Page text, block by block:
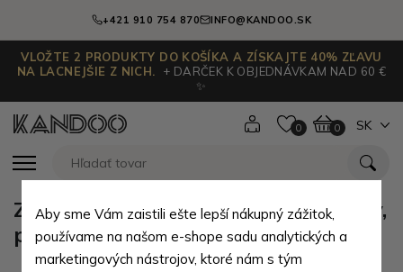
+421 910 754 870 INFO@KANDOO.SK
VLOŽTE 2 PRODUKTY DO KOŠÍKA A ZÍSKAJTE 40% ZĽAVU
NA LACNEJŠIE Z NICH.
+ DARČEK K OBJEDNÁVKAM NAD 60 €
✨
0 0 SK
Zlatoružová sada dámskej kabelky,
peňaženky a kľúčenky Margot
Aby sme Vám zaistili ešte lepší nákupný zážitok,
používame na našom e-shope sadu analytických a
marketingových nástrojov, ktoré nám s tým